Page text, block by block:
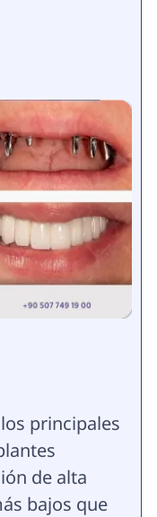
principales
de alta
bajos que